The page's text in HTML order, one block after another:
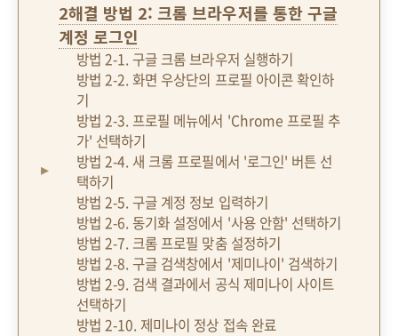
2해결 방법 2: 크롬 브라우저를 통한 구글
계정 로그인
방법 2-1. 구글 크롬 브라우저 실행하기
방법 2-2. 화면 우상단의 프로필 아이콘 확인하
기
방법 2-3. 프로필 메뉴에서 'Chrome 프로필 추
가' 선택하기
방법 2-4. 새 크롬 프로필에서 '로그인' 버튼 선
택하기
방법 2-5. 구글 계정 정보 입력하기
방법 2-6. 동기화 설정에서 '사용 안함' 선택하기
방법 2-7. 크롬 프로필 맞춤 설정하기
방법 2-8. 구글 검색창에서 '제미나이' 검색하기
방법 2-9. 검색 결과에서 공식 제미나이 사이트
선택하기
방법 2-10. 제미나이 정상 접속 완료